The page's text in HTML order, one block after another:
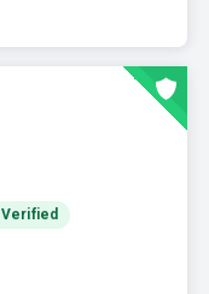
Verified